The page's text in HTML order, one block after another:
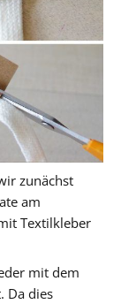
zunächst
am
Textilkleber
mit dem
Da dies